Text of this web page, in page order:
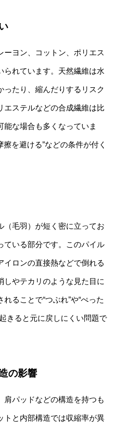
ーヨン、コットン、ポリエス
られています。天然繊維は水
ったり、縮んだりするリスク
エステルなどの合成繊維は比
な場合も多くなっていま
擦を避ける”などの条件が付く
（毛羽）が短く密に立ってお
ている部分です。このパイル
イロンの直接熱などで倒れる
しやテカリのような見た目に
ることで“つぶれ”や“ぺった
きると元に戻しにくい問題で
の影響
肩パッドなどの構造を持つも
トと内部構造では収縮率が異